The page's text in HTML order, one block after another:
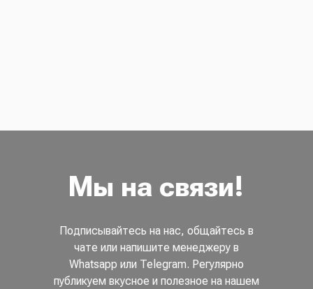
Мы на связи!
Подписывайтесь на нас, общайтесь в
чате или напишите менеджеру в
Whatsapp или Telegram. Регулярно
публикуем вкусное и полезное на нашем